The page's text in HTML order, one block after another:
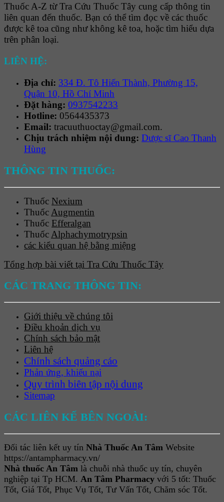
Thuốc A-Z từ Tra Cứu Thuốc Tây cung cấp thông tin
liên quan đến thuốc. Bạn có thể tìm đọc về các thuốc
được kê toa cũng như không kê toa, hoặc tìm hiểu dựa
trên phân loại.
LIÊN HỆ:
Địa chỉ: 334 Đ. Tô Hiến Thành, Phường 15,
Quận 10, Hồ Chí Minh
Đặt hàng: 0937542233
Hotline: 0564435373
Email: tracuuthuoctay@gmail.com.
Chịu trách nhiệm nội dung: Dược sĩ Cao Thanh
Hùng
THÔNG TIN THUỐC:
Thuốc Nexium
Thuốc Augmentin
Thuốc Efferalgan
Thuốc Alphachymotrypsin
các kiểu quan hệ bằng miệng
Tổng hợp bài viết tại Tra Cứu Thuốc Tây
CÁC TRANG THÔNG TIN:
Giới thiệu về chúng tôi
Điều khoản dịch vụ
Chính sách bảo mật
Liên hệ
Chính sách quảng cáo
Phản ứng, khiếu nại
Quy trình biên tập nội dung
Sitemap
CÁC LIÊN KẾ BÊN NGOÀI:
Đối tác liên kết uy tín Nhà Thuốc An Tâm Website
https://antampharmacy.vn/
Nhà thuốc An Tâm là chuỗi nhà thuốc uy tín, chuyên
nghiệp tại Tp HCM. An Tâm Pharmacy với 5 tốt: Thuốc
Tốt, Giá Tốt, Phục Vụ Tốt, Tư Vấn Tốt, Chăm sóc Tốt.